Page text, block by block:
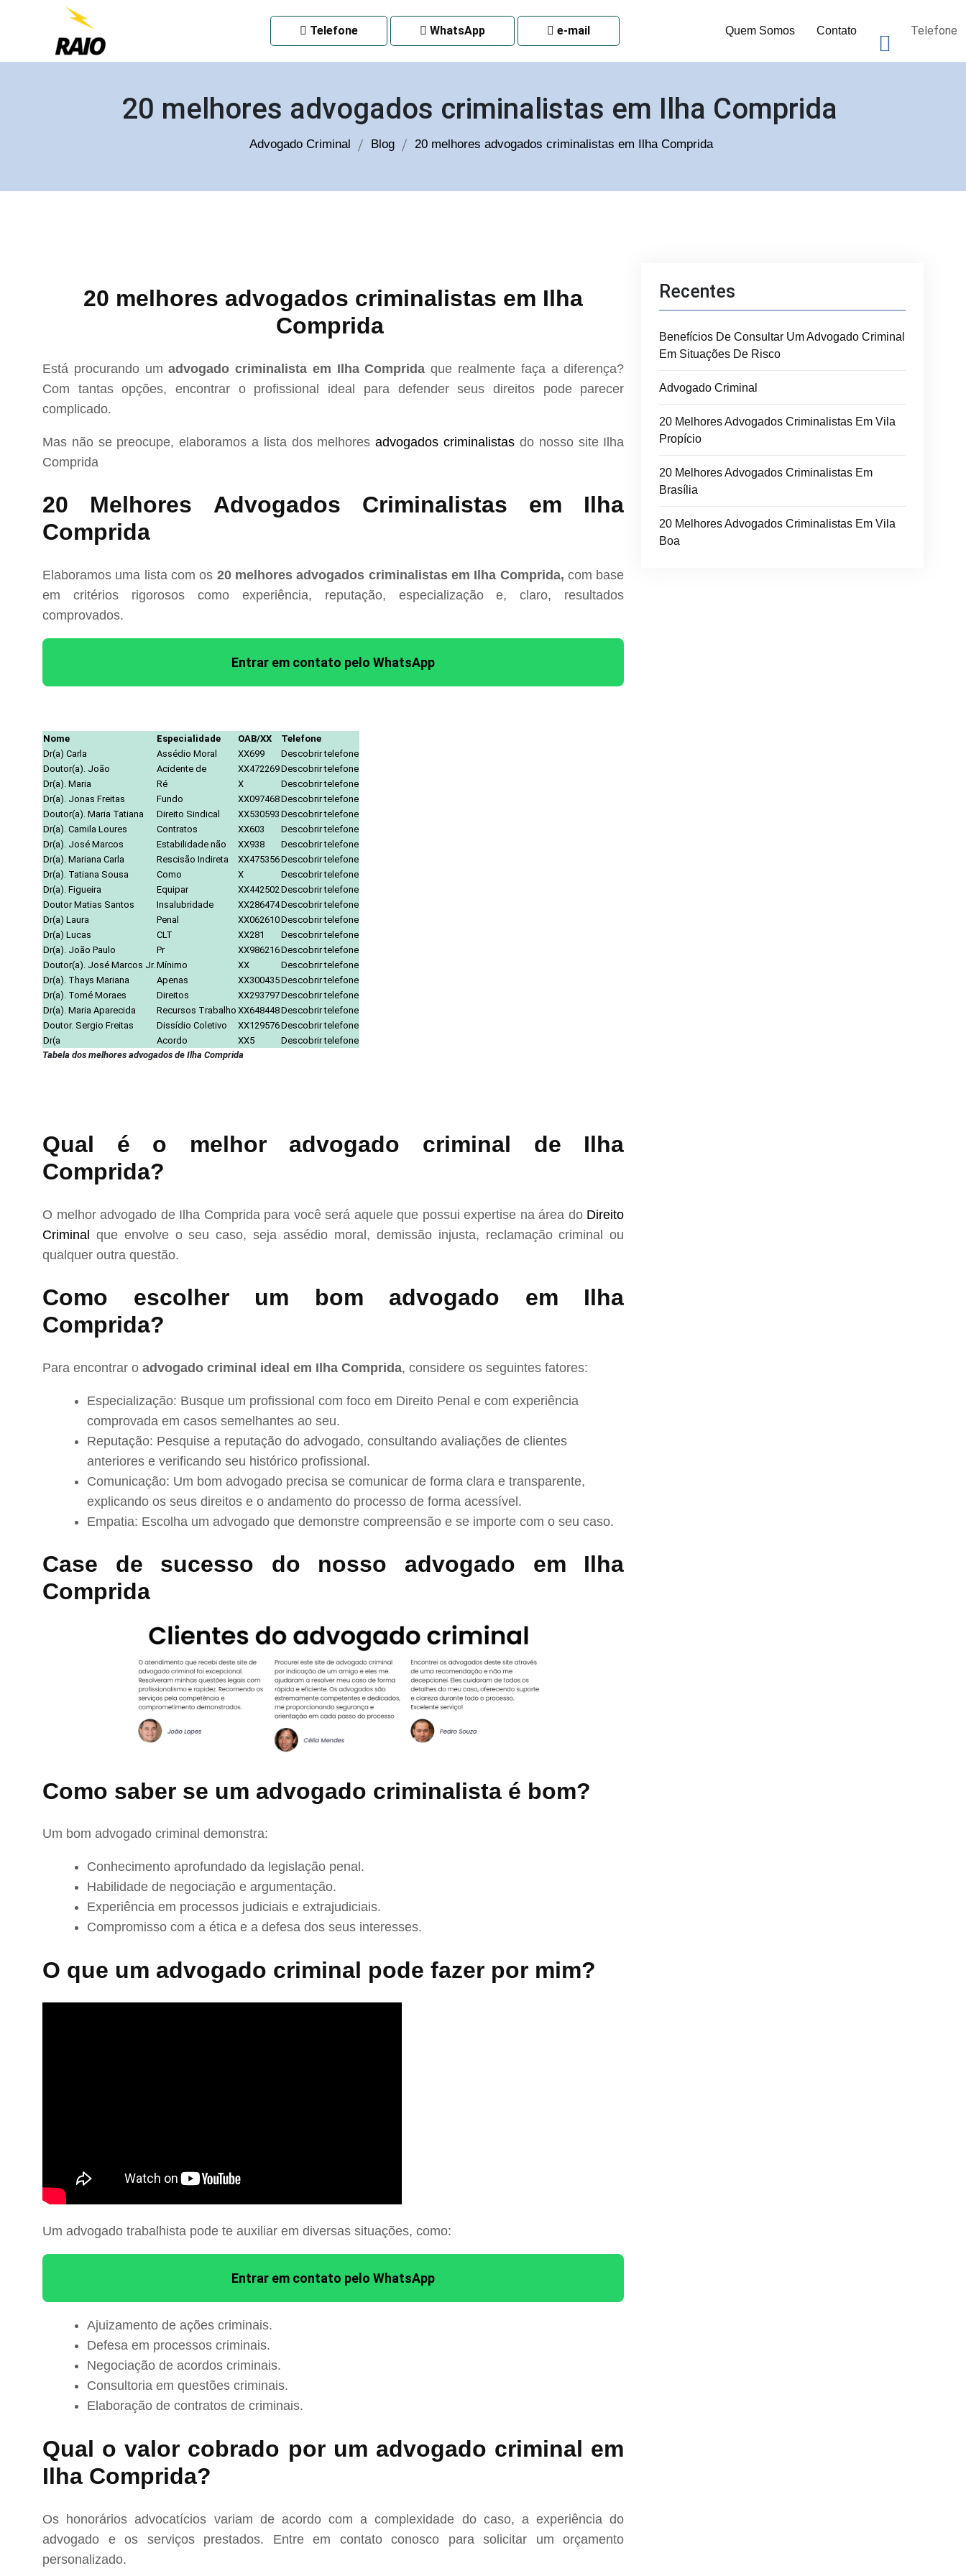
Telefone WhatsApp e-mail Quem Somos Contato Telefone
20 melhores advogados criminalistas em Ilha Comprida
Advogado Criminal Blog 20 melhores advogados criminalistas em Ilha Comprida
20 melhores advogados criminalistas em Ilha
Comprida
Está procurando umadvogado criminalista em Ilha Comprida que realmente faça a diferença?
Com tantas opções, encontrar o profissional ideal para defender seus direitos pode parecer
complicado.
Mas não se preocupe, elaboramos a lista dos melhoresadvogados criminalistas do nosso site Ilha
Comprida
20 Melhores Advogados Criminalistas em Ilha
Comprida
Elaboramos uma lista com os 20 melhores advogados criminalistas em Ilha Comprida, com base
em critérios rigorosos como experiência, reputação, especialização e, claro, resultados
comprovados.
Entrar em contato pelo WhatsApp
Nome Especialidade OAB/XX
Telefone
Dr(a) Carla
Assédio Moral XX699
Descobrir telefone
Doutor(a). João
Acidente de XX472269Descobrir telefone
Dr(a). Maria
Ré X
Descobrir telefone
Dr(a). Jonas Freitas
Fundo XX097468Descobrir telefone
Doutor(a). Maria Tatiana
Direito Sindical XX530593 Descobrir telefone
Dr(a). Camila Loures
Contratos XX603
Descobrir telefone
Dr(a). José Marcos
Estabilidade não XX938
Descobrir telefone
Dr(a). Mariana Carla
Rescisão Indireta XX475356Descobrir telefone
Dr(a). Tatiana Sousa
Como X
Descobrir telefone
Dr(a). Figueira
Equipar XX442502 Descobrir telefone
Doutor Matias Santos
Insalubridade XX286474Descobrir telefone
Dr(a) Laura
Penal XX062610Descobrir telefone
Dr(a) Lucas
CLT XX281
Descobrir telefone
Dr(a). João Paulo
Pr XX986216Descobrir telefone
Doutor(a). José Marcos Jr. Mínimo XX
Descobrir telefone
Dr(a). Thays Mariana
Apenas XX300435Descobrir telefone
Dr(a). Tomé Moraes
Direitos XX293797Descobrir telefone
Dr(a). Maria Aparecida
Recursos Trabalho XX648448Descobrir telefone
Doutor. Sergio Freitas
Dissídio Coletivo XX129576Descobrir telefone
Dr(a
Acordo XX5
Descobrir telefone
Tabela dos melhores advogados de Ilha Comprida
Qual é o melhor advogado criminal de Ilha
Comprida?
O melhor advogado de Ilha Comprida para você será aquele que possui expertise na área do Direito
Criminal que envolve o seu caso, seja assédio moral, demissão injusta, reclamação criminal ou
qualquer outra questão.
Como escolher um bom advogado em Ilha
Comprida?
Para encontrar o advogado criminal ideal em Ilha Comprida, considere os seguintes fatores:
Especialização: Busque um profissional com foco em Direito Penal e com experiência
comprovada em casos semelhantes ao seu.
Reputação: Pesquise a reputação do advogado, consultando avaliações de clientes
anteriores e verificando seu histórico profissional.
Comunicação: Um bom advogado precisa se comunicar de forma clara e transparente,
explicando os seus direitos e o andamento do processo de forma acessível.
Empatia: Escolha um advogado que demonstre compreensão e se importe com o seu caso.
Case de sucesso do nosso advogado em Ilha
Comprida
Como saber se um advogado criminalista é bom?
Um bom advogado criminal demonstra:
Conhecimento aprofundado da legislação penal.
Habilidade de negociação e argumentação.
Experiência em processos judiciais e extrajudiciais.
Compromisso com a ética e a defesa dos seus interesses.
O que um advogado criminal pode fazer por mim?
Um advogado trabalhista pode te auxiliar em diversas situações, como:
Entrar em contato pelo WhatsApp
Ajuizamento de ações criminais.
Defesa em processos criminais.
Negociação de acordos criminais.
Consultoria em questões criminais.
Elaboração de contratos de criminais.
Qual o valor cobrado por um advogado criminal em
Ilha Comprida?
Os honorários advocatícios variam de acordo com a complexidade do caso, a experiência do
advogado e os serviços prestados. Entre em contato conosco para solicitar um orçamento
personalizado.
Recentes
Benefícios De Consultar Um Advogado Criminal
Em Situações De Risco
Advogado Criminal
20 Melhores Advogados Criminalistas Em Vila
Propício
20 Melhores Advogados Criminalistas Em
Brasília
20 Melhores Advogados Criminalistas Em Vila
Boa